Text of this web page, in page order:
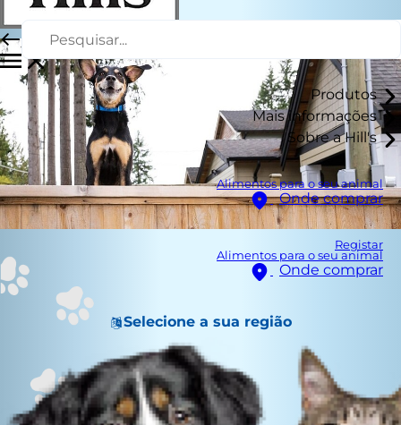
Produtos
Mais informações
Sobre a Hill's
Alimentos para o seu animal
Onde comprar
Registar
Alimentos para o seu animal
Onde comprar
Selecione a sua região
Janeiro 08, 2024